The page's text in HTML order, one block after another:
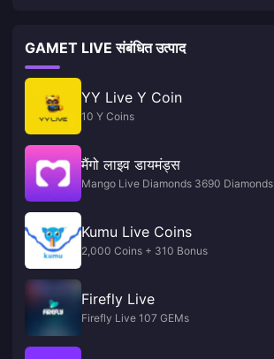
GAMET LIVE संबंधित उत्पाद
YY Live Y Coin
10 Y Coins
मैंगो लाइव डायमंड्स
Mango Live Diamonds 3690 Diamonds
Kumu Live Coins
2,000 Coins + 310 Bonus
Firefly Live
Firefly Live 107 GEMs